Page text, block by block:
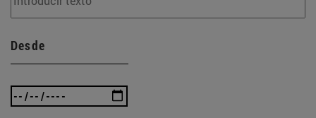
Desde